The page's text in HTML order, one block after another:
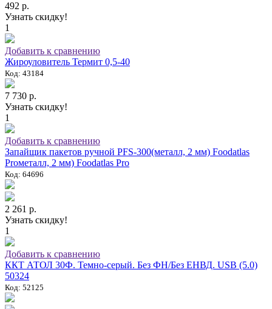
492 р.
Узнать скидку!
1
Добавить к сравнению
Жироуловитель Термит 0,5-40
Код: 43184
7 730 р.
Узнать скидку!
1
Добавить к сравнению
Запайщик пакетов ручной PFS-300(металл, 2 мм) Foodatlas
Proметалл, 2 мм) Foodatlas Pro
Код: 64696
2 261 р.
Узнать скидку!
1
Добавить к сравнению
ККТ АТОЛ 30Ф. Темно-серый. Без ФН/Без ЕНВД. USB (5.0)
50324
Код: 52125